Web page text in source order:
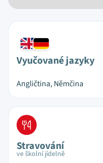
Vyučované jazyky
Angličtina, Němčina
Stravování
ve školní jídelně